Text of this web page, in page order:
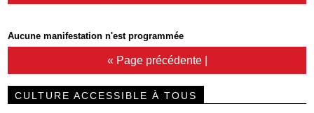
Aucune manifestation n'est programmée
« Page précédente|
CULTURE ACCESSIBLE À TOUS